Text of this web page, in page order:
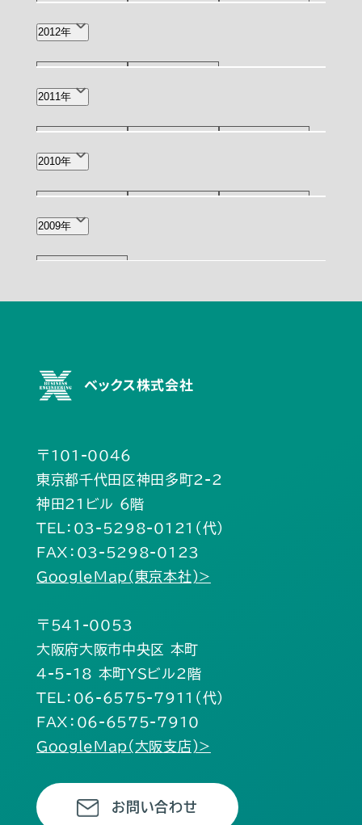
5月(1)
2012年
12月(1)
2011年
12月(1)
2010年
11月(1)
2009年
ベックス株式会社
〒101-0046
東京都千代田区神田多町2-2
神田21ビル 6階
TEL：03-5298-0121（代）
FAX：03-5298-0123
GoogleMap(東京本社)>
〒541-0053
大阪府大阪市中央区 本町
4-5-18 本町YSビル2階
TEL：06-6575-7911（代）
FAX：06-6575-7910
GoogleMap(大阪支店)>
お問い合わせ